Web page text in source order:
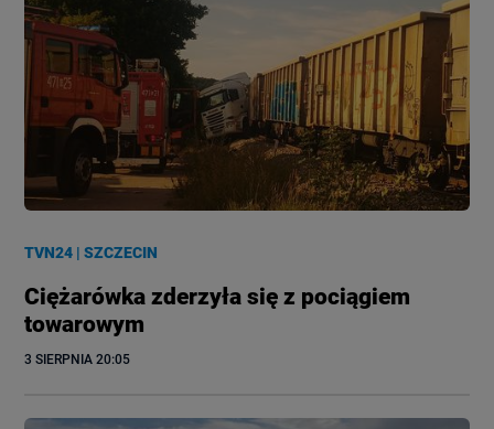
TVN24 |SZCZECIN
Ciężarówka zderzyła się z pociągiem
towarowym
3 SIERPNIA 20:05